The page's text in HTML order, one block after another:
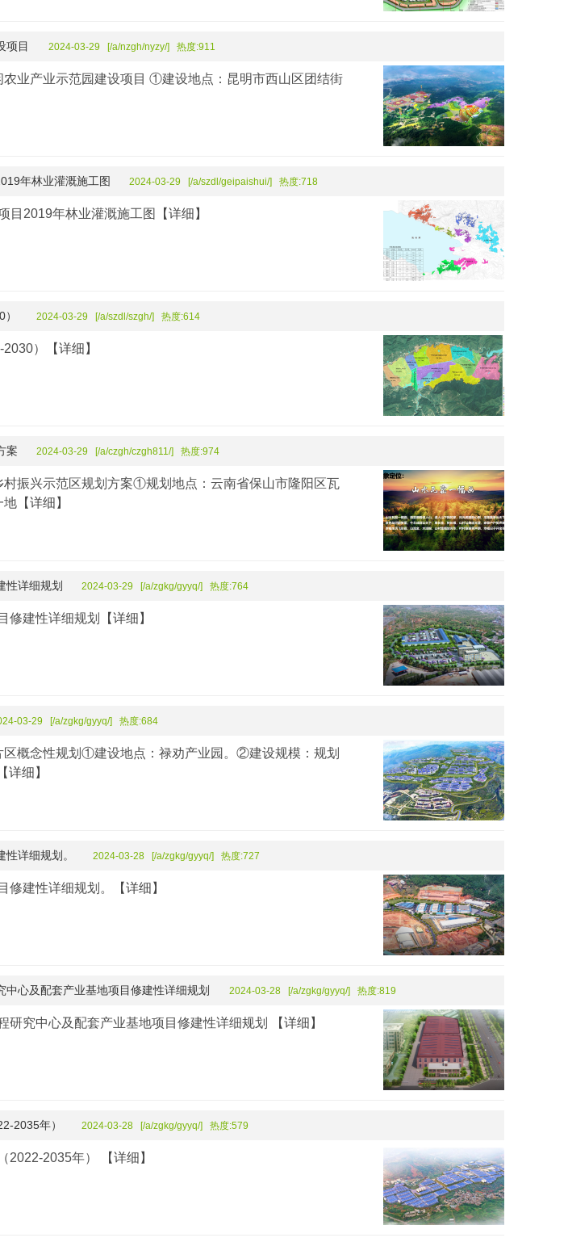
项目 2024-03-29 [/a/nzgh/nyzy/] 热度:911
业产业示范园建设项目 ①建设地点：昆明市西山区团结街
年林业灌溉施工图 2024-03-29 [/a/szdl/geipaishui/] 热度:718
目2019年林业灌溉施工图 【详细】
） 2024-03-29 [/a/szdl/szgh/] 热度:614
） 【详细】
案 2024-03-29 [/a/czgh/czgh811/] 热度:974
振兴示范区规划方案①规划地点：云南省保山市隆阳区瓦
地【详细】
性详细规划 2024-03-29 [/a/zgkg/gyyq/] 热度:764
修建性详细规划 【详细】
03-29 [/a/zgkg/gyyq/] 热度:684
概念性规划①建设地点：禄劝产业园。②建设规模：规划
详细】
详细规划。 2024-03-28 [/a/zgkg/gyyq/] 热度:727
修建性详细规划。 【详细】
中心及配套产业基地项目修建性详细规划 2024-03-28 [/a/zgkg/gyyq/] 热度:819
研究中心及配套产业基地项目修建性详细规划 【详细】
2035年） 2024-03-28 [/a/zgkg/gyyq/] 热度:579
2022-2035年） 【详细】